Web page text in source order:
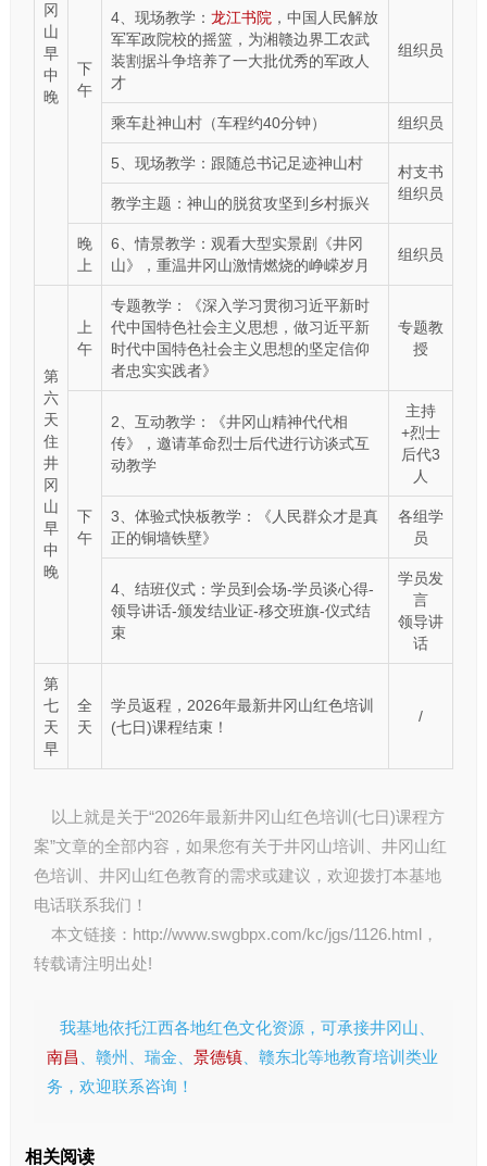
冈
山
早
中
晚
下
午
4、现场教学： 龙江书院 ，中国人民解放
军军政院校的摇篮，为湘赣边界工农武
装割据斗争培养了一大批优秀的军政人
才
组织员
乘车赴神山村（车程约40分钟） 组织员
5、现场教学：跟随总书记足迹神山村
村支书
组织员
教学主题：神山的脱贫攻坚到乡村振兴
晚
上
6、情景教学：观看大型实景剧《井冈
山》，重温井冈山激情燃烧的峥嵘岁月
组织员
第
六
天
住
井
冈
山
早
中
晚
上
午
专题教学：《深入学习贯彻习近平新时
代中国特色社会主义思想，做习近平新
时代中国特色社会主义思想的坚定信仰
者忠实实践者》
专题教
授
下
午
2、互动教学：《井冈山精神代代相
传》，邀请革命烈士后代进行访谈式互
动教学
主持
+烈士
后代3
人
3、体验式快板教学：《人民群众才是真
正的铜墙铁壁》
各组学
员
4、结班仪式：学员到会场-学员谈心得-
领导讲话-颁发结业证-移交班旗-仪式结
束
学员发
言
领导讲
话
第
七
天
早
全
天
学员返程，2026年最新井冈山红色培训
(七日)课程结束！
/
以上就是关于“2026年最新井冈山红色培训(七日)课程方
案”文章的全部内容，如果您有关于井冈山培训
井冈山红
色培训
井冈山红色教育的需求或建议，欢迎拨打本基地
电话联系我们！
本文链接： http://www.swgbpx.com/kc/jgs/1126.html，
转载请注明出处!
我基地依托江西各地红色文化资源，可承接井冈山、
南昌
、赣州、瑞金、 景德镇、赣东北等地教育培训类业
务，欢迎联系咨询！
相关阅读